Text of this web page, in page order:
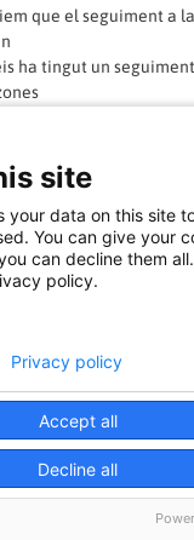
que el seguiment a
ha tingut un
site
your data on this site
You can give your
can decline them
policy.
Accept all
Decline all
Privacy policy